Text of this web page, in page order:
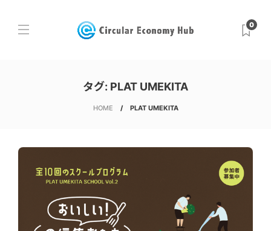
0
タグ: PLAT UMEKITA
HOME PLAT UMEKITA